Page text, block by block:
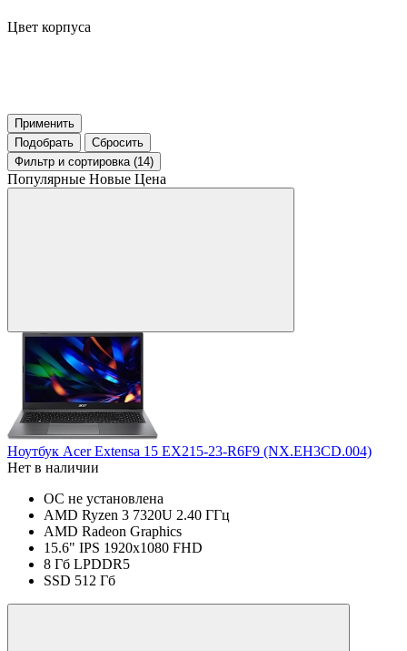
Цвет корпуса
Применить
Подобрать
Сбросить
Фильтр и сортировка (14)
Популярные Новые Цена
Ноутбук Acer Extensa 15 EX215-23-R6F9 (NX.EH3CD.004)
Нет в наличии
ОС не установлена
AMD Ryzen 3 7320U 2.40 ГГц
AMD Radeon Graphics
15.6" IPS 1920x1080 FHD
8 Гб LPDDR5
SSD 512 Гб